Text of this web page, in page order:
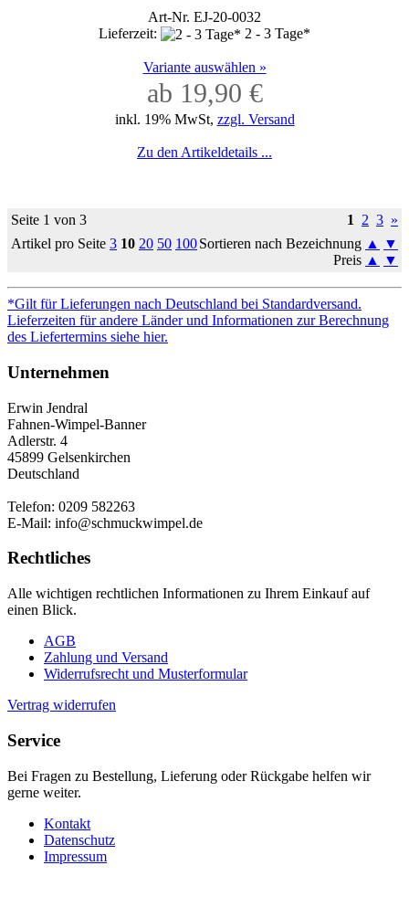
Art-Nr. EJ-20-0032
Lieferzeit:
2 - 3 Tage*
Variante auswählen »
ab 19,90 €
inkl. 19% MwSt, zzgl. Versand
Zu den Artikeldetails ...
Seite 1 von 3 1 2 3 »
Artikel pro Seite 3 10 20 50 100Sortieren nach Bezeichnung ▲
▼
Preis ▲ ▼
*Gilt für Lieferungen nach Deutschland bei Standardversand.
Lieferzeiten für andere Länder und Informationen zur Berechnung
des Liefertermins siehe hier.
Unternehmen
Erwin Jendral
Fahnen-Wimpel-Banner
Adlerstr. 4
45899 Gelsenkirchen
Deutschland
Telefon: 0209 582263
E-Mail: info@schmuckwimpel.de
Rechtliches
Alle wichtigen rechtlichen Informationen zu Ihrem Einkauf auf
einen Blick.
AGB
Zahlung und Versand
Widerrufsrecht und Musterformular
Vertrag widerrufen
Service
Bei Fragen zu Bestellung, Lieferung oder Rückgabe helfen wir
gerne weiter.
Kontakt
Datenschutz
Impressum